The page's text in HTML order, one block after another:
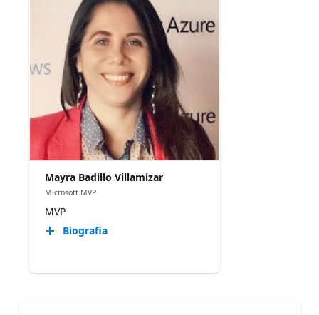
Mayra Badillo Villamizar
Microsoft MVP
MVP
Biografia